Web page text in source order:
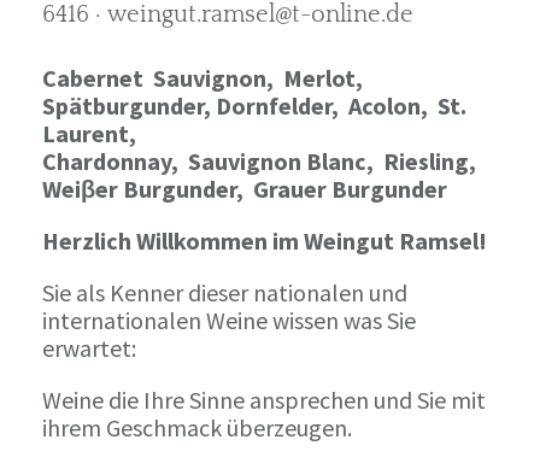
6416 · weingut.ramsel@t-online.de
Cabernet Sauvignon, Merlot,
Spätburgunder, Dornfelder, Acolon, St.
Laurent,
Chardonnay, Sauvignon Blanc, Riesling,
Weiβer Burgunder, Grauer Burgunder
Herzlich Willkommen im Weingut Ramsel!
Sie als Kenner dieser nationalen und
internationalen Weine wissen was Sie
erwartet:
Weine die Ihre Sinne ansprechen und Sie mit
ihrem Geschmack überzeugen.